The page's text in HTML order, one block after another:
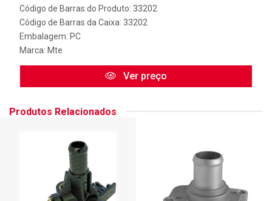
Código de Barras do Produto: 33202
Código de Barras da Caixa: 33202
Embalagem: PC
Marca: Mte
Ver preço
Produtos Relacionados